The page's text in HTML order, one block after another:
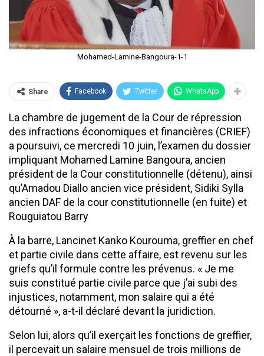
Mohamed-Lamine-Bangoura-1-1
Share Facebook Twitter WhatsApp
La chambre de jugement de la Cour de répression
des infractions économiques et financières (CRIEF)
a poursuivi, ce mercredi 10 juin, l’examen du dossier
impliquant Mohamed Lamine Bangoura, ancien
président de la Cour constitutionnelle (détenu), ainsi
qu’Amadou Diallo ancien vice président, Sidiki Sylla
ancien DAF de la cour constitutionnelle (en fuite) et
Rouguiatou Barry
À la barre, Lancinet Kanko Kourouma, greffier en chef
et partie civile dans cette affaire, est revenu sur les
griefs qu’il formule contre les prévenus. « Je me
suis constitué partie civile parce que j’ai subi des
injustices, notamment, mon salaire qui a été
détourné », a-t-il déclaré devant la juridiction.
Selon lui, alors qu’il exerçait les fonctions de greffier,
il percevait un salaire mensuel de trois millions de